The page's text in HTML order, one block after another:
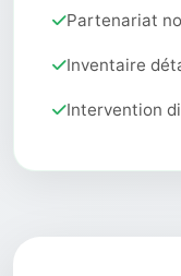
Partenariat
Inventaire
Intervention